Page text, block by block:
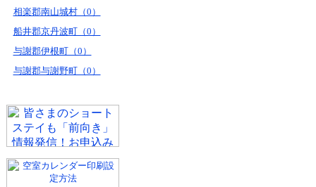
相楽郡南山城村（0）
船井郡京丹波町（0）
与謝郡伊根町（0）
与謝郡与謝野町（0）